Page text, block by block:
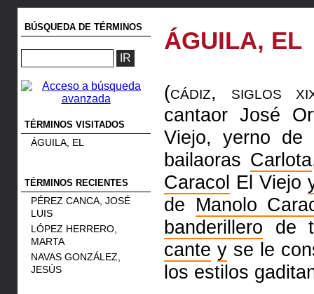
BÚSQUEDA DE TÉRMINOS
TÉRMINOS VISITADOS
ÁGUILA, EL
TÉRMINOS RECIENTES
PÉREZ CANCA, JOSÉ
LUIS
LÓPEZ HERRERO,
MARTA
NAVAS GONZÁLEZ,
JESÚS
ÁGUILA, EL
(cádiz, siglos
cantaor José
Viejo, yerno de
bailaoras Carlota
Caracol El Viejo
de Manolo
banderillero de
cante y se le
los estilos